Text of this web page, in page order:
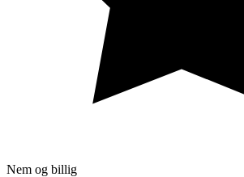
Nem og billig